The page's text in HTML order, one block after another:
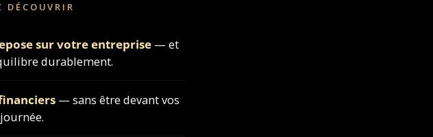
sur votre entreprise — et
durablement.
— sans être devant vos